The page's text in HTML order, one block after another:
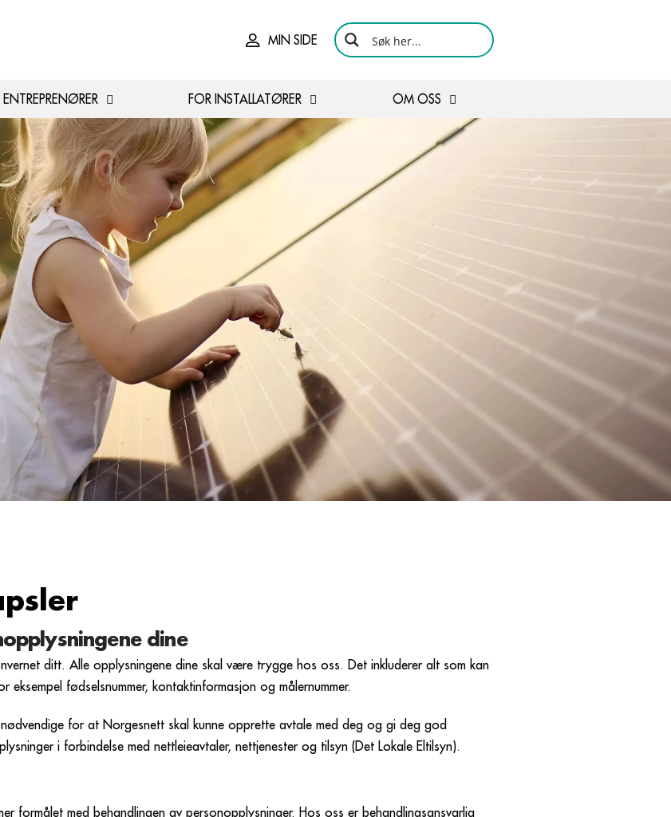
MIN SIDE
FOR INSTALLATØRER OM OSS
dine
ditt. Alle opplysningene dine skal være trygge hos oss. Det inkluderer alt som kan
fødselsnummer, kontaktinformasjon og målernummer.
for at Norgesnett skal kunne opprette avtale med deg og gi deg god
i forbindelse med nettleieavtaler, nettjenester og tilsyn (Det Lokale Eltilsyn).
formålet med behandlingen av personopplysninger. Hos oss er behandlingsansvarlig